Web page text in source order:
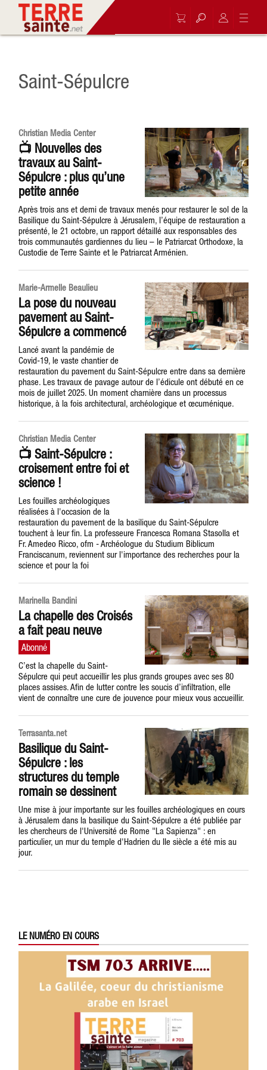
Saint-Sépulcre
Christian Media Center
📺 Nouvelles des
travaux au Saint-
Sépulcre : plus qu’une
petite année
Après trois ans et demi de travaux menés pour restaurer le sol de la
Basilique du Saint-Sépulcre à Jérusalem, l’équipe de restauration a
présenté, le 21 octobre, un rapport détaillé aux responsables des
trois communautés gardiennes du lieu – le Patriarcat Orthodoxe, la
Custodie de Terre Sainte et le Patriarcat Arménien.
Marie-Armelle Beaulieu
La pose du nouveau
pavement au Saint-
Sépulcre a commencé
Lancé avant la pandémie de
Covid-19, le vaste chantier de
restauration du pavement du Saint-Sépulcre entre dans sa dernière
phase. Les travaux de pavage autour de l’édicule ont débuté en ce
mois de juillet 2025. Un moment charnière dans un processus
historique, à la fois architectural, archéologique et œcuménique.
Christian Media Center
📺 Saint-Sépulcre :
croisement entre foi et
science !
Les fouilles archéologiques
réalisées à l'occasion de la
restauration du pavement de la basilique du Saint-Sépulcre
touchent à leur fin. La professeure Francesca Romana Stasolla et
Fr. Amedeo Ricco, ofm - Archéologue du Studium Biblicum
Franciscanum, reviennent sur l'importance des recherches pour la
science et pour la foi
Marinella Bandini
La chapelle des Croisés
a fait peau neuve
C’est la chapelle du Saint-
Sépulcre qui peut accueillir les plus grands groupes avec ses 80
places assises. Afin de lutter contre les soucis d’infiltration, elle
vient de connaître une cure de jouvence pour mieux vous accueillir.
Terrasanta.net
Basilique du Saint-
Sépulcre : les
structures du temple
romain se dessinent
Une mise à jour importante sur les fouilles archéologiques en cours
à Jérusalem dans la basilique du Saint-Sépulcre a été publiée par
les chercheurs de l'Université de Rome "La Sapienza" : en
particulier, un mur du temple d'Hadrien du IIe siècle a été mis au
jour.
LE NUMÉRO EN COURS